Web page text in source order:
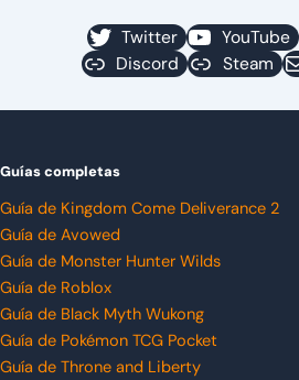
Twitter YouTube
Discord
Steam
Guías completas
Guía de Kingdom Come Deliverance 2
Guía de Avowed
Guía de Monster Hunter Wilds
Guía de Roblox
Guía de Black Myth Wukong
Guía de Pokémon TCG Pocket
Guía de Throne and Liberty